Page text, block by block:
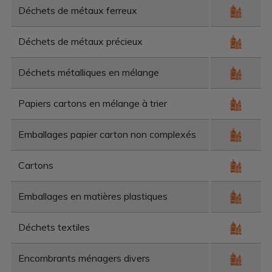
Déchets de métaux ferreux
Déchets de métaux précieux
Déchets métalliques en mélange
Papiers cartons en mélange à trier
Emballages papier carton non complexés
Cartons
Emballages en matières plastiques
Déchets textiles
Encombrants ménagers divers